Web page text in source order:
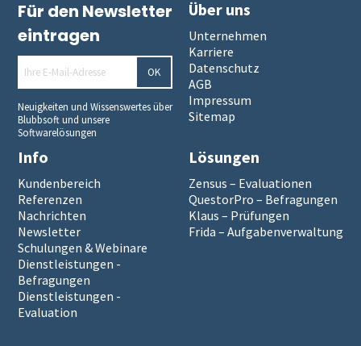
Für den Newsletter
eintragen
OK
Neuigkeiten und Wissenswertes über
Blubbsoft und unsere
Softwarelösungen
Über uns
Unternehmen
Karriere
Datenschutz
AGB
Impressum
Sitemap
Info
Kundenbereich
Referenzen
Nachrichten
Newsletter
Schulungen & Webinare
Dienstleistungen -
Befragungen
Dienstleistungen -
Evaluation
Lösungen
Zensus – Evaluationen
QuestorPro – Befragungen
Klaus – Prüfungen
Frida – Aufgabenverwaltung